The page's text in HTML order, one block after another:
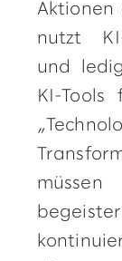
nutzt
und
KI-Tools